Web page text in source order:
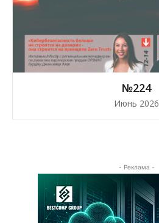
№224
Июнь 2026
- Реклама -